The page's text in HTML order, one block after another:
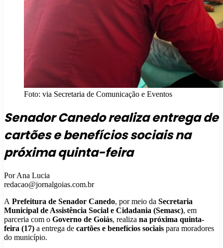
Foto: via Secretaria de Comunicação e Eventos
Senador Canedo realiza entrega de
cartões e benefícios sociais na
próxima quinta-feira
Por Ana Lucia
redacao@jornalgoias.com.br
A Prefeitura de Senador Canedo, por meio da Secretaria
Municipal de Assistência Social e Cidadania (Semasc), em
parceria com o Governo de Goiás, realiza na próxima quinta-
feira (17) a entrega de cartões e benefícios sociais para moradores
do município.